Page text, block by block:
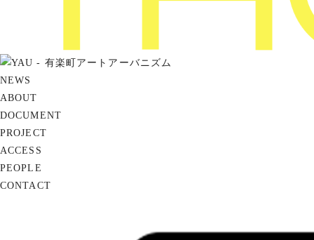
NEWS
ABOUT
DOCUMENT
PROJECT
ACCESS
PEOPLE
CONTACT